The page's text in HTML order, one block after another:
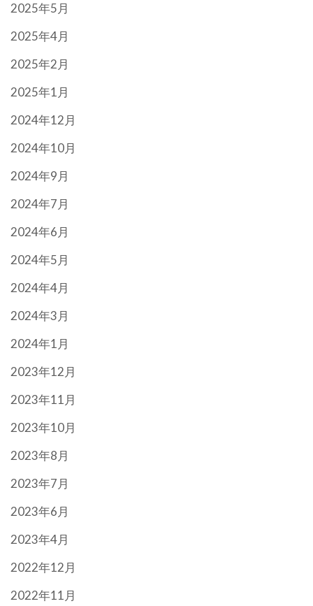
2025年5月
2025年4月
2025年2月
2025年1月
2024年12月
2024年10月
2024年9月
2024年7月
2024年6月
2024年5月
2024年4月
2024年3月
2024年1月
2023年12月
2023年11月
2023年10月
2023年8月
2023年7月
2023年6月
2023年4月
2022年12月
2022年11月